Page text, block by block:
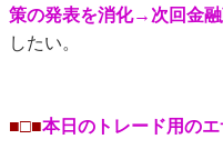
策の発表を消化→次回金
したい。
■□■本日のトレード用のエ